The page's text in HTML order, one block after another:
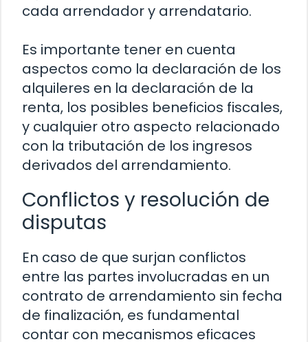
cada arrendador y arrendatario.
Es importante tener en cuenta
aspectos como la declaración de los
alquileres en la declaración de la
renta, los posibles beneficios fiscales,
y cualquier otro aspecto relacionado
con la tributación de los ingresos
derivados del arrendamiento.
Conflictos y resolución de
disputas
En caso de que surjan conflictos
entre las partes involucradas en un
contrato de arrendamiento sin fecha
de finalización, es fundamental
contar con mecanismos eficaces